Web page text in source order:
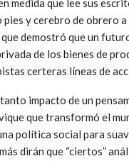
medida que lee sus
pies y cerebro de obrero
que demostró que un
de los bienes de
certeras líneas de
impacto de un
que transformó el
política social para
dirán que “ciertos”